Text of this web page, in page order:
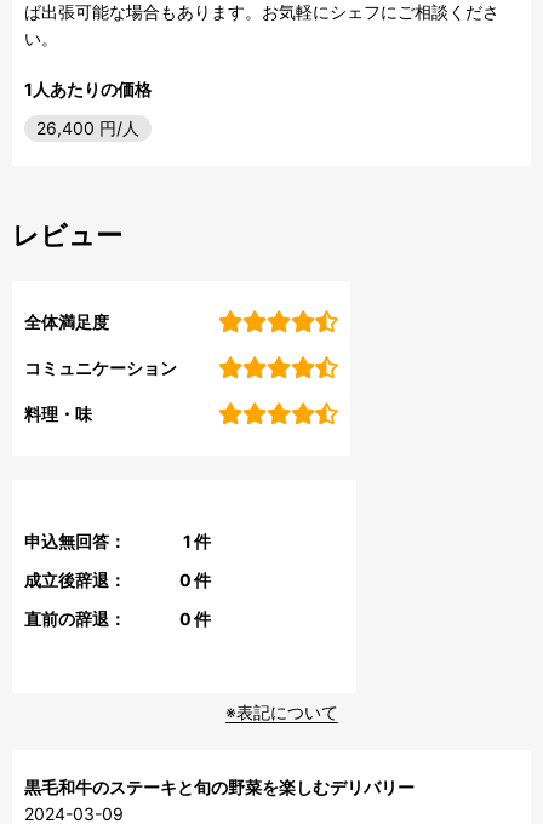
ば出張可能な場合もあります。お気軽にシェフにご相談くださ
い。
1人あたりの価格
26,400 円/人
レビュー
全体満足度
コミュニケーション
料理・味
申込無回答： 1件
成立後辞退：
0件
直前の辞退：
0件
※表記について
黒毛和牛のステーキと旬の野菜を楽しむデリバリー
2024-03-09